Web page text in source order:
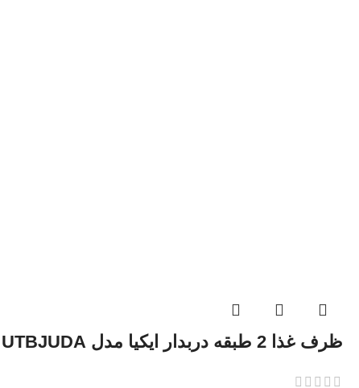
ظرف غذا 2 طبقه دربدار ایکیا مدل UTBJUDA